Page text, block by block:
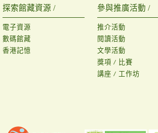
探索館藏資源 /
電子資源
數碼館藏
香港記憶
參與推廣活動 /
推介活動
閱讀活動
文學活動
獎項 / 比賽
講座 / 工作坊